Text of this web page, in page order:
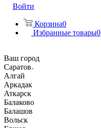
Войти
Корзина0
Избранные товары0
Ваш город
Саратов
Алгай
Аркадак
Аткарск
Балаково
Балашов
Вольск